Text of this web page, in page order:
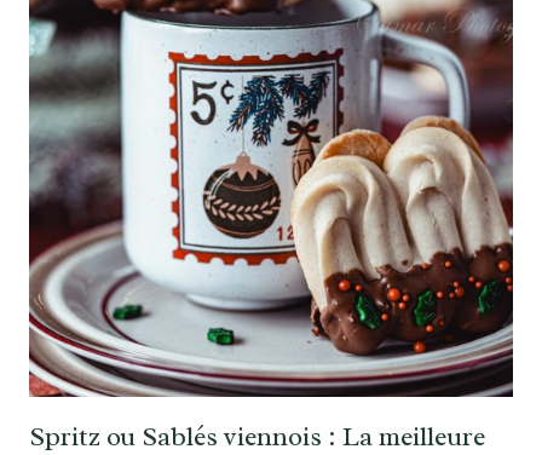
Spritz ou Sablés viennois : La meilleure